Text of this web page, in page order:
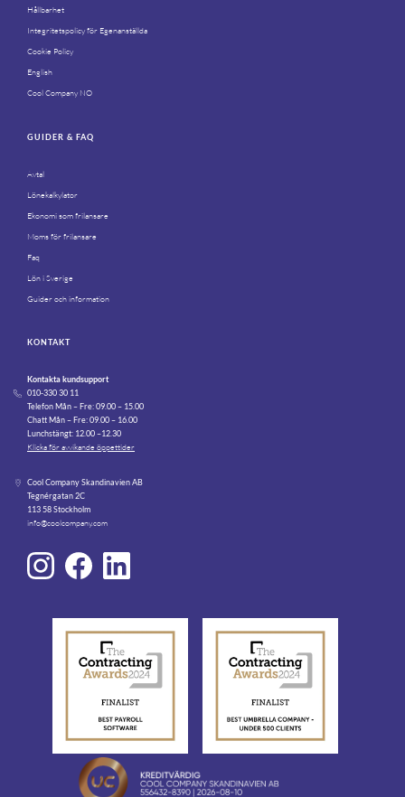
Hållbarhet
Integritetspolicy för Egenanställda
Cookie Policy
English
Cool Company NO
GUIDER & FAQ
Avtal
Lönekalkylator
Ekonomi som frilansare
Moms för frilansare
Faq
Lön i Sverige
Guider och information
KONTAKT
Kontakta kundsupport
010-330 30 11
Telefon Mån – Fre: 09.00 – 15.00
Chatt Mån – Fre: 09.00 – 16.00
Lunchstängt: 12.00 –12.30
Klicka för avvikande öppettider
Cool Company Skandinavien AB
Tegnérgatan 2C
113 58 Stockholm
info@coolcompany.com